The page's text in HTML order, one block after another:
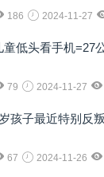
186 2024-11-27
童低头看手机=27
79 2024-11-27
孩子最近特别反
67 2024-11-26